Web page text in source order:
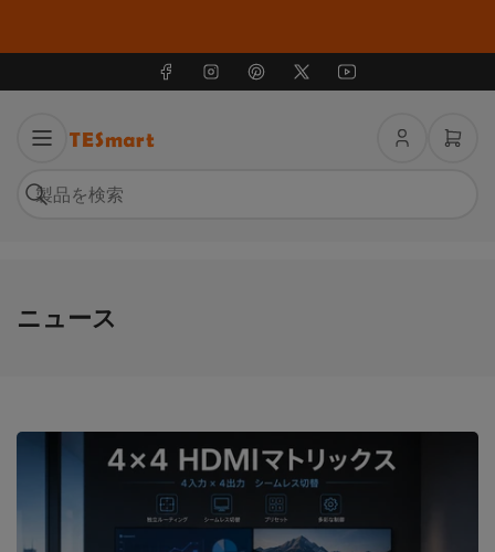
フェイスブック インスタグラム ピンタレスト X ユーチューブ
ロ
ミ
索
検
ニュース